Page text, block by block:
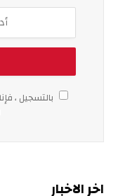
بالتسجيل ،
اخر الاخبار